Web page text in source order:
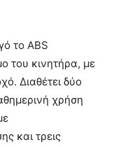
το ABS
του κινητήρα, με
Διαθέτει δύο
χρήση
και τρεις